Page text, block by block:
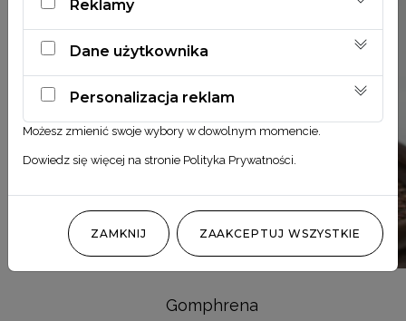
Gomphrena
Reklamy
Dane użytkownika
Personalizacja reklam
Możesz zmienić swoje wybory w dowolnym momencie.
Dowiedz się więcej na stronie Polityka Prywatności
ZAMKNIJ ZAAKCEPTUJ WSZYSTKIE